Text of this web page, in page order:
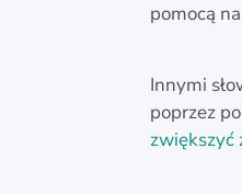
pomocą
Innymi
poprzez
zwiększyć